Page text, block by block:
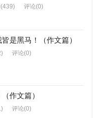
(439) 评论(0)
是黑马！（作文篇）
评论(0)
作文篇）
评论(0)